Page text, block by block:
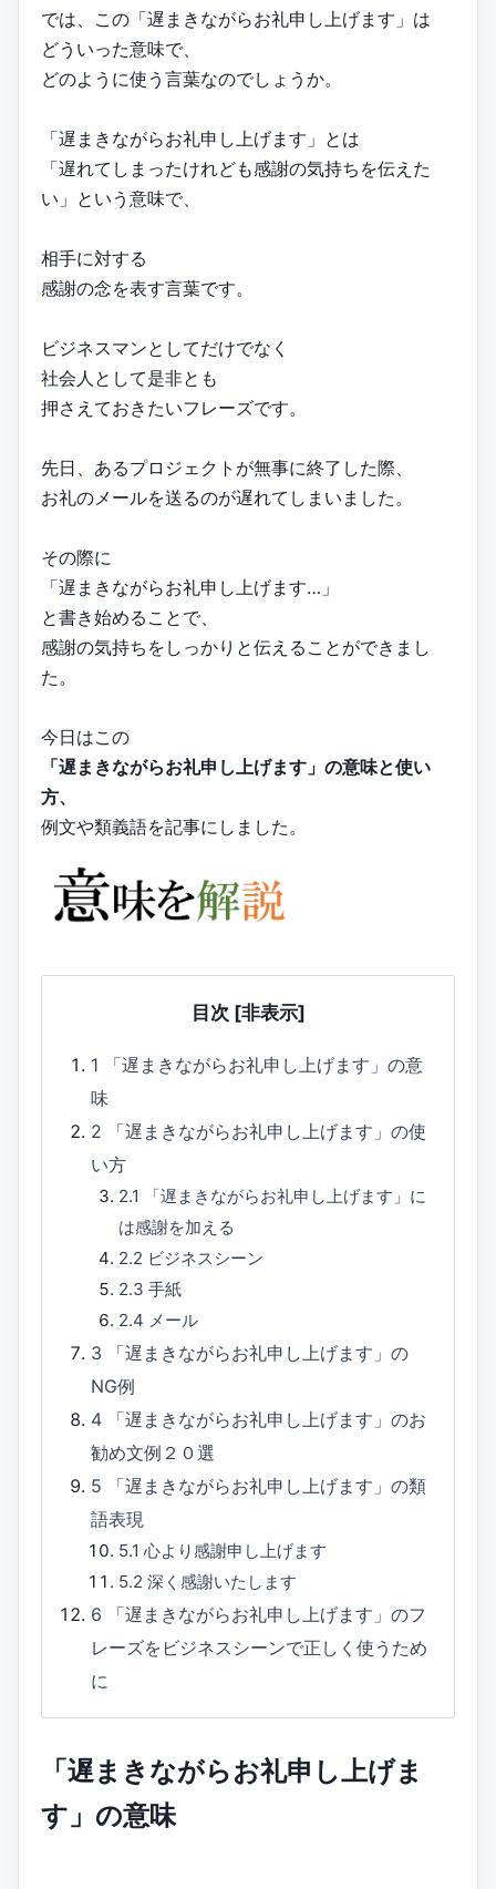
では、この「遅まきながらお礼申し上げます」は
どういった意味で、
どのように使う言葉なのでしょうか。
「遅まきながらお礼申し上げます」とは
「遅れてしまったけれども感謝の気持ちを伝えた
い」という意味で、
相手に対する
感謝の念を表す言葉です。
ビジネスマンとしてだけでなく
社会人として是非とも
押さえておきたいフレーズです。
先日、あるプロジェクトが無事に終了した際、
お礼のメールを送るのが遅れてしまいました。
その際に
「遅まきながらお礼申し上げます…」
と書き始めることで、
感謝の気持ちをしっかりと伝えることができまし
た。
今日はこの
「遅まきながらお礼申し上げます」の意味と使い
方、
例文や類義語を記事にしました。
目次 [非表示]
1
「遅まきながらお礼申し上げます」の意
味
2
「遅まきながらお礼申し上げます」の使
い方
2.1
「遅まきながらお礼申し上げます」に
は感謝を加える
2.2 ビジネスシーン
2.3 手紙
2.4 メール
3
「遅まきながらお礼申し上げます」の
NG例
4
「遅まきながらお礼申し上げます」のお
勧め文例２０選
5
「遅まきながらお礼申し上げます」の類
語表現
5.1 心より感謝申し上げます
5.2 深く感謝いたします
6
「遅まきながらお礼申し上げます」のフ
レーズをビジネスシーンで正しく使うため
に
「遅まきながらお礼申し上げま
す」の意味